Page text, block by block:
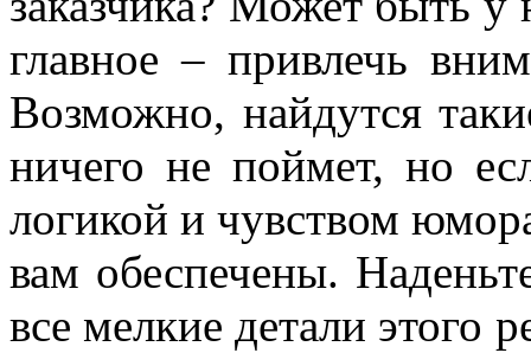
главное – привлечь
Возможно, найдутся
ничего не поймет, но
логикой и чувством
вам обеспечены.
все мелкие детали этого